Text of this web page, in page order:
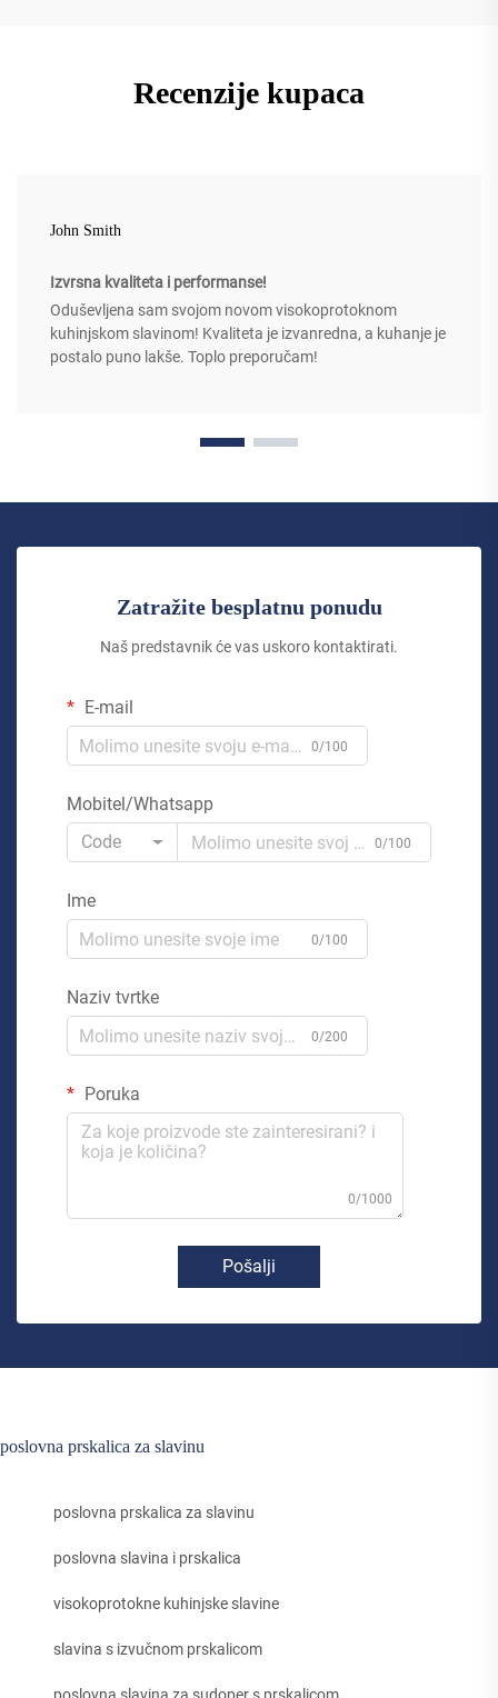
Recenzije kupaca
John Smith
Izvrsna kvaliteta i performanse!
Oduševljena sam svojom novom visokoprotoknom
kuhinjskom slavinom! Kvaliteta je izvanredna, a kuhanje je
postalo puno lakše. Toplo preporučam!
Zatražite besplatnu ponudu
Naš predstavnik će vas uskoro kontaktirati.
E-mail
0/100
Mobitel/Whatsapp
Code
0/100
Ime
0/100
Naziv tvrtke
0/200
Poruka
0/1000
Pošalji
poslovna prskalica za slavinu
poslovna prskalica za slavinu
poslovna slavina i prskalica
visokoprotokne kuhinjske slavine
slavina s izvučnom prskalicom